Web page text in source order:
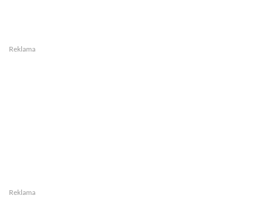
Reklama
Reklama